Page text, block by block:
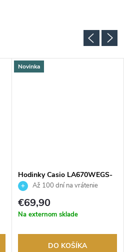
Novinka
Hodinky Casio LA670WEGS-
9AEFAž 100 dní na vrátenie
tovaru. Autorizovaný predajca.
€69,90
Na externom sklade
DO KOŠÍKA